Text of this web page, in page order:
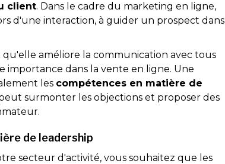
client. Dans le cadre du marketing en ligne,
d'une interaction, à guider un prospect dans
améliore la communication avec tous
importance dans la vente en ligne. Une
les compétences en matière de
surmonter les objections et proposer des
de leadership
secteur d'activité, vous souhaitez que les